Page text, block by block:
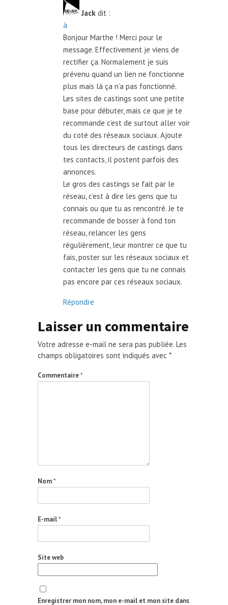
Jack dit :
à
Bonjour Marthe ! Merci pour le
message. Effectivement je viens de
rectifier ça. Normalement je suis
prévenu quand un lien ne fonctionne
plus mais là ça n’a pas fonctionné.
Les sites de castings sont une petite
base pour débuter, mais ce que je te
recommande c’est de surtout aller voir
du coté des réseaux sociaux. Ajoute
tous les directeurs de castings dans
tes contacts, il postent parfois des
annonces.
Le gros des castings se fait par le
réseau, c’est à dire les gens que tu
connais ou que tu as rencontré. Je te
recommande de bosser à fond ton
réseau, relancer les gens
régulièrement, leur montrer ce que tu
fais, poster sur les réseaux sociaux et
contacter les gens que tu ne connais
pas encore par ces réseaux sociaux.
Répondre
Laisser un commentaire
Votre adresse e-mail ne sera pas publiée. Les
champs obligatoires sont indiqués avec *
Commentaire*
Nom*
E-mail*
Site web
Enregistrer mon nom, mon e-mail et mon site dans